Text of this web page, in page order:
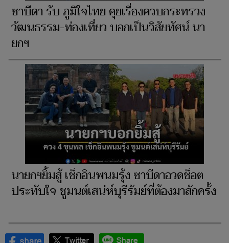
ซาบีดา รับ ภูมิใจไทย คุยเรื่องควบกระทรวง
วัฒนธรรม-ท่องเที่ยว บอกเป็นวิสัยทัศน์ นา
ยกฯ
นายกฯยิ้มสู้ เช็กอินพนมรุ้ง ซาบีดาอวดช็อต
ประทับใจ ชูมนต์เสน่ห์บุรีรัมย์ที่ต้องมาสักครั้ง